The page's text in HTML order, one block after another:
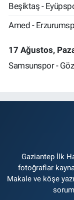
Beşiktaş -
Amed -
17 Ağustos,
Samsunspor -
Gaziantep İlk
fotoğraflar
Makale ve köşe